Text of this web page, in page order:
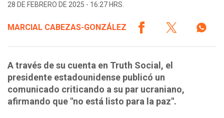
28 DE FEBRERO DE 2025 - 16:27 HRS.
MARCIAL CABEZAS-GONZÁLEZ
A través de su cuenta en Truth Social, el
presidente estadounidense publicó un
comunicado criticando a su par ucraniano,
afirmando que "no está listo para la paz".